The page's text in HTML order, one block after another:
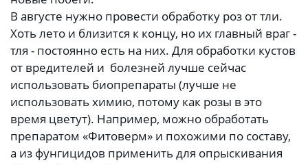
В августе нужно провести обработку роз от тли.
Хоть лето и близится к концу, но их главный враг -
тля - постоянно есть на них. Для обработки кустов
от вредителей и болезней лучше сейчас
использовать биопрепараты (лучше не
использовать химию, потому как розы в это
время цветут). Например, можно обработать
препаратом «Фитоверм» и похожими по составу,
а из фунгицидов применить для опрыскивания